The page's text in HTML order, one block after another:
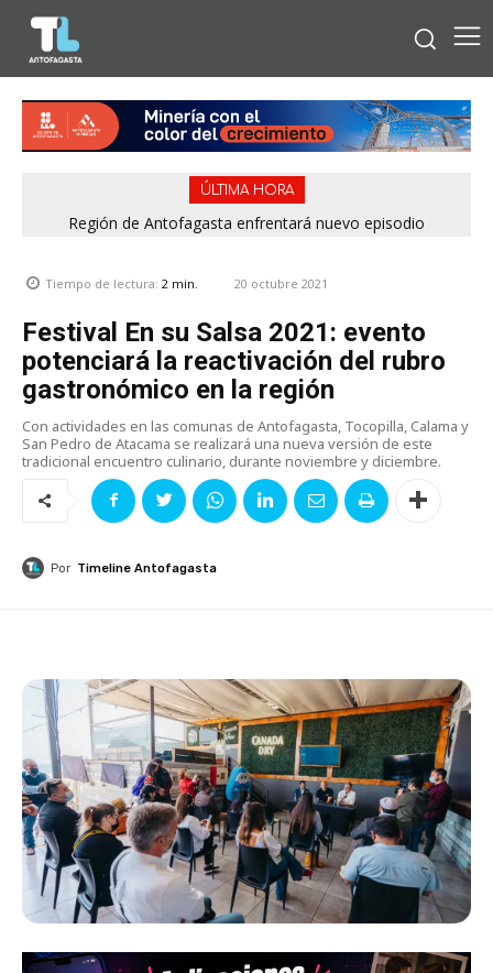
ÚLTIMA HORA
Región de Antofagasta enfrentará nuevo episodio
Bipay explica: Así funciona el pago con tarjetas bancarias en
Tiempo de lectura: 2 min. 20 octubre 2021
Festival En su Salsa 2021: evento
potenciará la reactivación del rubro
gastronómico en la región
Con actividades en las comunas de Antofagasta, Tocopilla, Calama y
San Pedro de Atacama se realizará una nueva versión de este
tradicional encuentro culinario, durante noviembre y diciembre.
Por Timeline Antofagasta